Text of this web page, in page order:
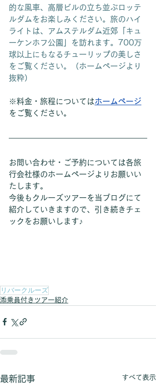
的な風車、高層ビルの立ち並ぶロッテ
ルダムをお楽しみください。旅のハイ
ライトは、アムステルダム近郊「キュ
ーケンホフ公園」を訪れます。700万
球以上にもなるチューリップの美しさ
をご覧ください。（ホームページより
抜粋）
※料金・旅程についてはホームページ
をご覧ください。
お問い合わせ・ご予約については各旅
行会社様のホームページよりお願いい
たします。
今後もクルーズツアーを当ブログにて
紹介していきますので、引き続きチェ
ックをお願いします♪
リバークルーズ
添乗員付きツアー紹介
最新記事 すべて表示